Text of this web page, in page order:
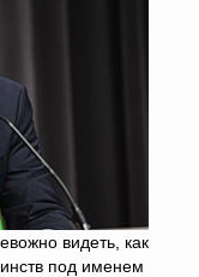
видеть, как
под именем